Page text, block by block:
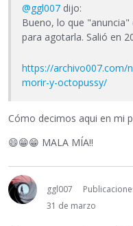
@ggl007 dijo:
Bueno, lo que "anuncia"
para agotarla. Salió en
https://archivo007.com/
morir-y-octopussy/
Cómo decimos aqui en mi
😄😁😁 MALA MÍA!!
ggl007
31 de marzo